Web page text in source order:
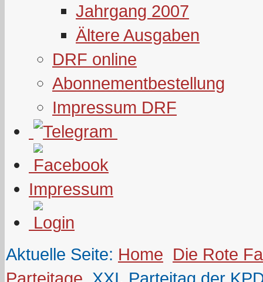
Jahrgang 2007
Ältere Ausgaben
DRF online
Abonnementbestellung
Impressum DRF
Impressum
Aktuelle Seite: Home Die Rote